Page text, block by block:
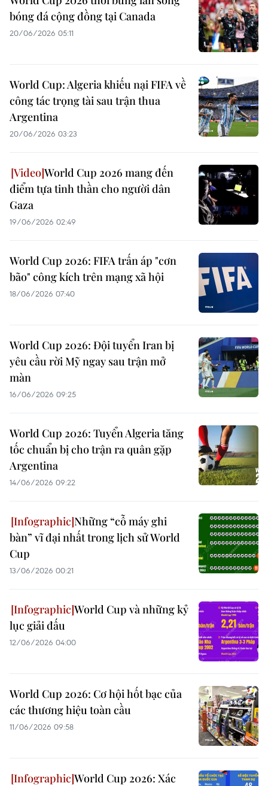
bóng đá cộng đồng tại Canada
20/06/2026 05:11
World Cup: Algeria khiếu nại FIFA về
công tác trọng tài sau trận thua
Argentina
20/06/2026 03:23
World Cup 2026 mang đến
điểm tựa tinh thần cho người dân
Gaza
19/06/2026 02:49
World Cup 2026: FIFA trấn áp "cơn
bão" công kích trên mạng xã hội
18/06/2026 07:40
World Cup 2026: Đội tuyển Iran bị
yêu cầu rời Mỹ ngay sau trận mở
màn
16/06/2026 09:25
World Cup 2026: Tuyển Algeria tăng
tốc chuẩn bị cho trận ra quân gặp
Argentina
14/06/2026 09:22
Những “cỗ máy ghi
bàn” vĩ đại nhất trong lịch sử World
Cup
13/06/2026 00:21
World Cup và những kỷ
lục giải đấu
12/06/2026 04:00
World Cup 2026: Cơ hội hốt bạc của
các thương hiệu toàn cầu
11/06/2026 09:58
World Cup 2026: Xác